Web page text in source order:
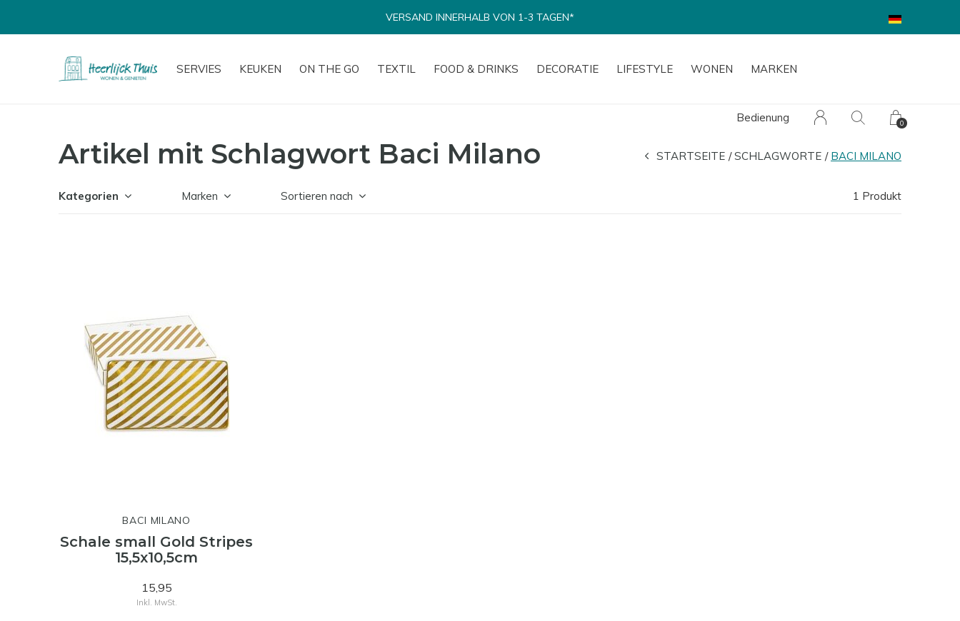
SERVIES KEUKEN ON THE GO TEXTIL FOOD & DRINKS DECORATIE LIFESTYLE WONEN MARKEN
Bedienung 0
VERSAND INNERHALB VON 1-3 TAGEN*
Artikel mit Schlagwort Baci Milano STARTSEITE SCHLAGWORTE BACI MILANO
Kategorien Marken Sortieren nach 1 Produkt
BACI MILANO
Schale small Gold Stripes
15,5x10,5cm
15,95
Inkl. MwSt.